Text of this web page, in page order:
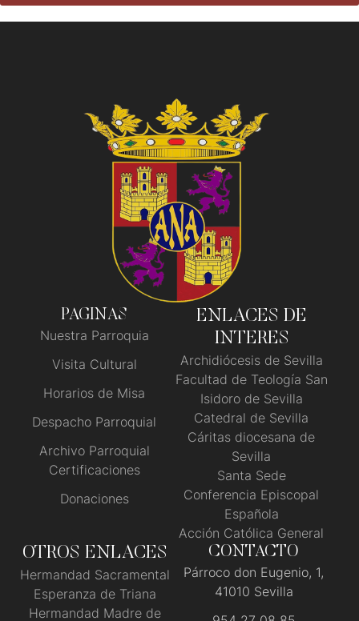
PAGINAS
Nuestra Parroquia
Visita Cultural
Horarios de Misa
Despacho Parroquial
Archivo Parroquial
Certificaciones
Donaciones
ENLACES DE
INTERES
Archidiócesis de Sevilla
Facultad de Teología San
Isidoro de Sevilla
Catedral de Sevilla
Cáritas diocesana de
Sevilla
Santa Sede
Conferencia Episcopal
Española
Acción Católica General
OTROS ENLACES
Hermandad Sacramental
Esperanza de Triana
Hermandad Madre de
CONTACTO
Párroco don Eugenio, 1,
41010 Sevilla